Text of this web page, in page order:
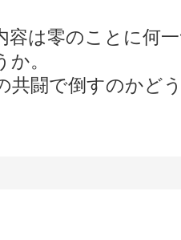
は零のことに何
。
共闘で倒すのかど